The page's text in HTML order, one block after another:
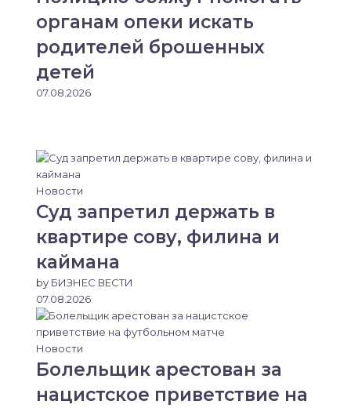
органам опеки искать
родителей брошенных
детей
07.08.2026
Новости
Суд запретил держать в
квартире сову, филина и
каймана
by БИЗНЕС ВЕСТИ
07.08.2026
Новости
Болельщик арестован за
нацистское приветствие на